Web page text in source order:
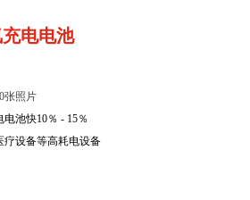
电电池
张照片
池快10％ - 15％
疗设备等高耗电设备